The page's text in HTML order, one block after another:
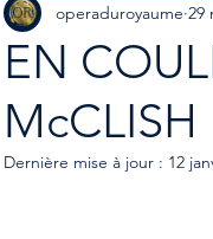
EN
McCLISH
operaduroyaume 29
Dernière mise à jour : 12